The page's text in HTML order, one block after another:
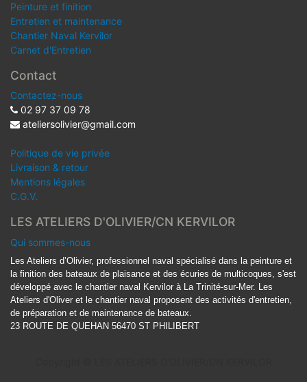
Peinture et finition
Entretien et maintenance
Chantier Naval Kervilor
Carnet d'Entretien
Contact
Contactez-nous
02 97 37 09 78
ateliersolivier@gmail.com
Politique de vie privée
Livraison & retour
Mentions légales
C.G.V.
LES ATELIERS D'OLIVIER/CN KERVILOR
Qui sommes-nous
Les Ateliers d’Olivier, professionnel naval spécialisé dans la peinture et
la finition des bateaux de plaisance et des écuries de multicoques, s'est
développé avec le chantier naval Kervilor à La Trinité-sur-Mer. Les
Ateliers d'Oliver et le chantier naval proposent des activités d'entretien,
de préparation et de maintenance de bateaux.
23 ROUTE DE QUEHAN 56470 ST PHILIBERT